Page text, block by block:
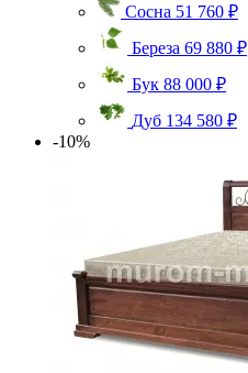
Сосна 51 760 ₽
Береза 69 880 ₽
Бук 88 000 ₽
Дуб 134 580 ₽
-10%